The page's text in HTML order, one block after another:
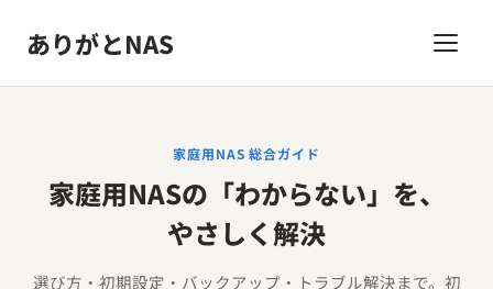
ありがとNAS
家庭用NAS 総合ガイド
家庭用NASの「わからない」を、
やさしく解決
選び方・初期設定・バックアップ・トラブル解決まで。初